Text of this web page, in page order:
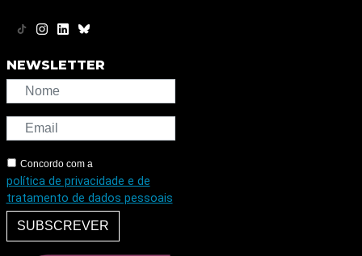
NEWSLETTER
Concordo com a
política de privacidade e de
tratamento de dados pessoais
SUBSCREVER